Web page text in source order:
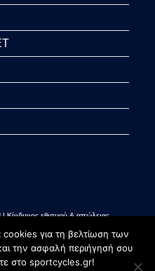
εθισμού & απώλειας
cookies για τη βελτίωση των
την ασφαλή περιήγησή σου
στο sportcycles.gr!